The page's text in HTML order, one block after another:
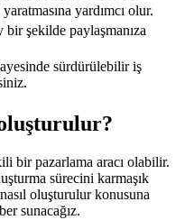
yardımcı olur.
şekilde paylaşmanıza
sürdürülebilir iş
bir pazarlama aracı olabilir.
sürecini karmaşık
oluşturulur konusuna
sunacağız.